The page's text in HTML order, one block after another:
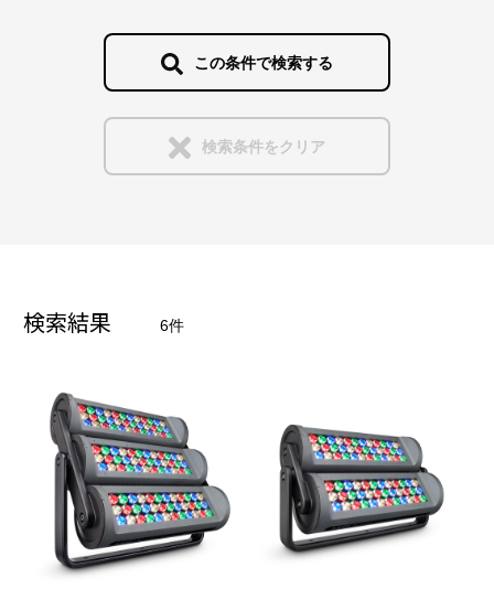
クラウドを利用する制御
白色光とカラー演出の両立
手法
光壁・光天井・光床・光柱
輝きを見せる
この条件で検索する
検索条件をクリア
検索結果 6件